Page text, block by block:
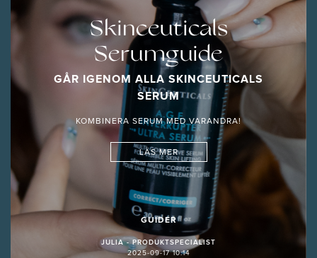
Skinceuticals
Serumguide
GÅR IGENOM ALLA SKINCEUTICALS
SERUM
KOMBINERA SERUM MED VARANDRA!
LÄS MER
GUIDER
JULIA - PRODUKTSPECIALIST
2025-09-17 10:14